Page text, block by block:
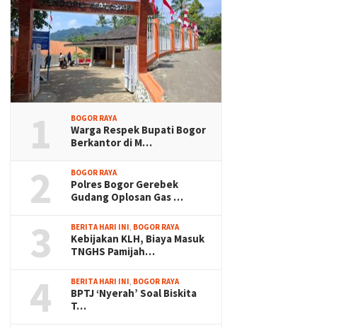
1 BOGOR RAYA
Warga Respek Bupati Bogor
Berkantor di M…
2 BOGOR RAYA
Polres Bogor Gerebek
Gudang Oplosan Gas …
3 BERITA HARI INI, BOGOR RAYA
Kebijakan KLH, Biaya Masuk
TNGHS Pamijah…
4 BERITA HARI INI, BOGOR RAYA
BPTJ ‘Nyerah’ Soal Biskita
T…